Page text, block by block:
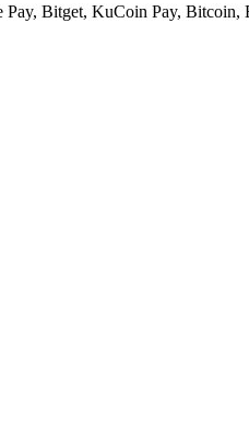
Bitget, KuCoin Pay,